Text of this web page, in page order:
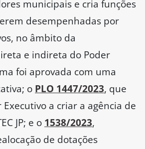
municipais e cria funções
desempenhadas por
no âmbito da
e indireta do Poder
foi aprovada com uma
o PLO 1447/2023, que
a criar a agência de
JP; e o 1538/2023,
de dotações